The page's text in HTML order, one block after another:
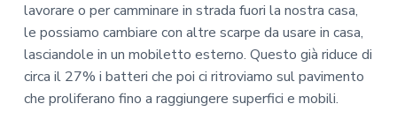
lavorare o per camminare in strada fuori la nostra casa,
le possiamo cambiare con altre scarpe da usare in casa,
lasciandole in un mobiletto esterno. Questo già riduce di
circa il 27% i batteri che poi ci ritroviamo sul pavimento
che proliferano fino a raggiungere superfici e mobili.